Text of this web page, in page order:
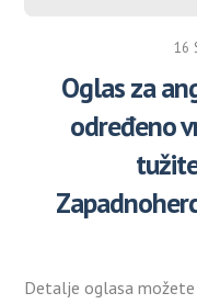
16
Oglas za
određeno
Detalje oglasa